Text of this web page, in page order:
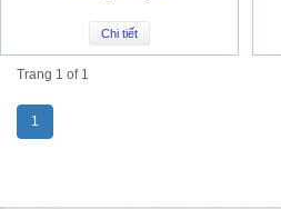
Chi tiết
Trang 1 of 1
1